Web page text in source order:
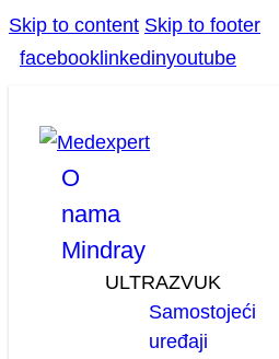
Skip to content Skip to footer
facebook linkedinyoutube
O
nama
Mindray
ULTRAZVUK
Samostojeći
uređaji